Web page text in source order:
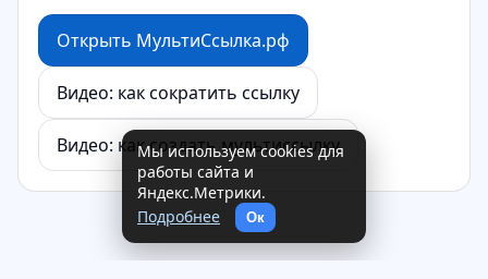
Открыть МультиСсылка.рф
Видео: как сократить ссылку
Видео: как создать мультиссылку
Мы используем cookies для
работы сайта и
Яндекс.Метрики.
Подробнее
Ок